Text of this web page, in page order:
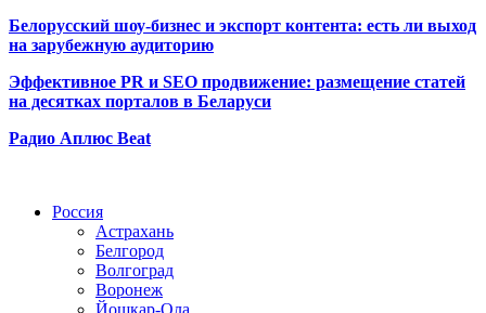
Белорусский шоу-бизнес и экспорт контента: есть ли выход
на зарубежную аудиторию
Эффективное PR и SEO продвижение: размещение статей
на десятках порталов в Беларуси
Радио Аплюс Beat
Россия
Астрахань
Белгород
Волгоград
Воронеж
Йошкар-Ола